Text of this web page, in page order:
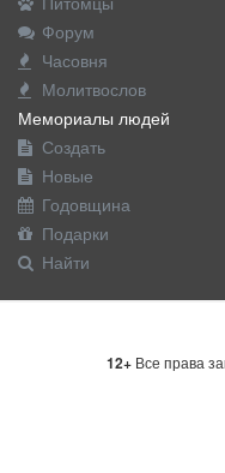
Форум
Часовня
Молитвослов
Мемориалы людей
Создать
Новые
Годовщина
Подарки
Найти
12+ Все права